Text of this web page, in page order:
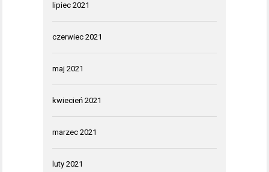
lipiec 2021
czerwiec 2021
maj 2021
kwiecień 2021
marzec 2021
luty 2021